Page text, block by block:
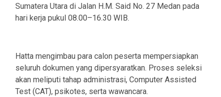
Sumatera Utara di Jalan H.M. Said No. 27 Medan pada
hari kerja pukul 08.00–16.30 WIB.
Hatta mengimbau para calon peserta mempersiapkan
seluruh dokumen yang dipersyaratkan. Proses seleksi
akan meliputi tahap administrasi, Computer Assisted
Test (CAT), psikotes, serta wawancara.